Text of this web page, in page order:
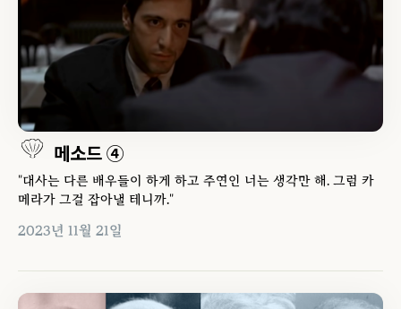
메소드 ④
"대사는 다른 배우들이 하게 하고 주연인 너는 생각만 해. 그럼 카
메라가 그걸 잡아낼 테니까."
2023년 11월 21일